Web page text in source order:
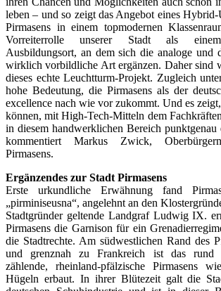
leben – und so zeigt das Angebot eines
Pirmasens in einem topmodernen
Vorreiterrolle unserer Stadt als einem
Ausbildungsort, an dem sich die analoge und
wirklich vorbildliche Art ergänzen. Daher sind
dieses echte Leuchtturm-Projekt. Zugleich
hohe Bedeutung, die Pirmasens als der
excellence nach wie vor zukommt. Und es
können, mit High-Tech-Mitteln dem
in diesem handwerk­lichen Bereich punktgenau
kommentiert Markus Zwick,
Pirmasens.
Ergänzendes zur Stadt Pirmasens
Erste urkundliche Erwähnung fand
„pirminiseusna“, angelehnt an den
Stadtgründer geltende Landgraf Ludwig IX.
Pirmasens die Garnison für ein
die Stadtrechte. Am südwestlichen Rand des
und grenznah zu Frankreich ist das rund
zählende, rheinland-pfälzische Pirmasens
Hügeln erbaut. In ihrer Blütezeit galt die